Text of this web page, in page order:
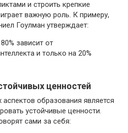
и строить крепкие
важную роль. К примеру,
Гоулман утверждает:
зависит от
и только на 20%
ценностей
образования является
устойчивые ценности.
сами за себя: